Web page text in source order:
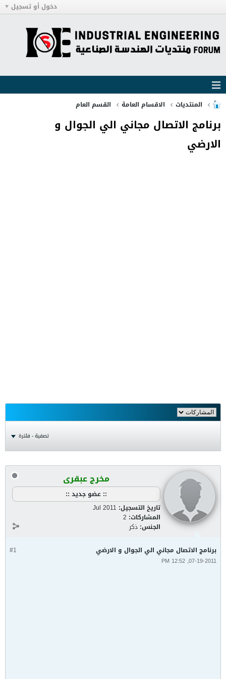
دخول أو تسجيل
المنتديات الاقسام العامة القسم العام
برنامج الاتصال مجاني الي الجوال و
الارضي
تصفية - فلترة
مخرج عبقرى
:: عضو جديد ::
تاريخ التسجيل: Jul 2011
المشاركات: 2
الجنس: ذكر
#1 برنامج الاتصال مجاني الي الجوال و الارضي
07-19-2011, 12:52 PM